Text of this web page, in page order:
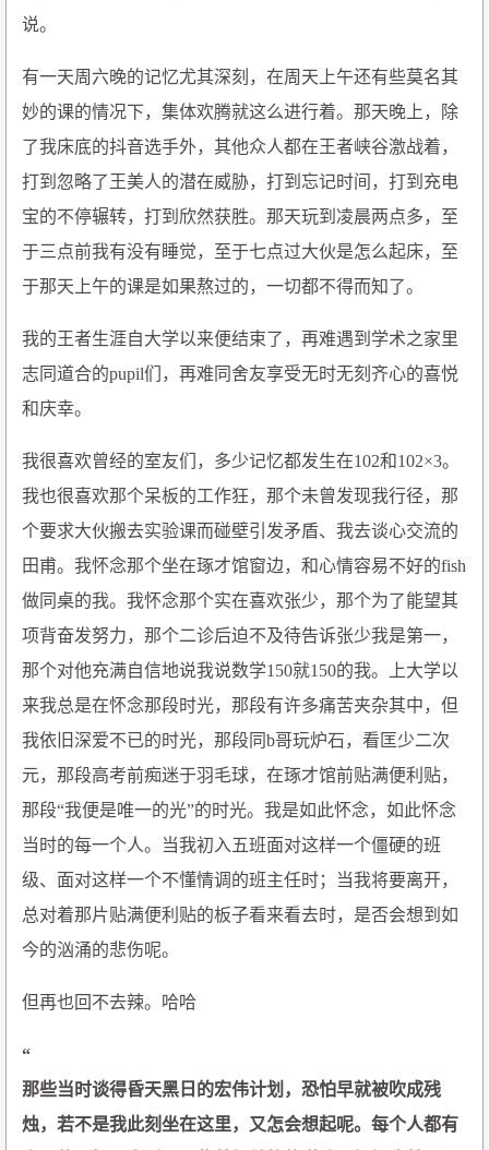
说。
有一天周六晚的记忆尤其深刻，在周天上午还有些莫名其
妙的课的情况下，集体欢腾就这么进行着。那天晚上，除
了我床底的抖音选手外，其他众人都在王者峡谷激战着，
打到忽略了王美人的潜在威胁，打到忘记时间，打到充电
宝的不停辗转，打到欣然获胜。那天玩到凌晨两点多，至
于三点前我有没有睡觉，至于七点过大伙是怎么起床，至
于那天上午的课是如果熬过的，一切都不得而知了。
我的王者生涯自大学以来便结束了，再难遇到学术之家里
志同道合的pupil们，再难同舍友享受无时无刻齐心的喜悦
和庆幸。
我很喜欢曾经的室友们，多少记忆都发生在102和102×3。
我也很喜欢那个呆板的工作狂，那个未曾发现我行径，那
个要求大伙搬去实验课而碰壁引发矛盾、我去谈心交流的
田甫。我怀念那个坐在琢才馆窗边，和心情容易不好的fish
做同桌的我。我怀念那个实在喜欢张少，那个为了能望其
项背奋发努力，那个二诊后迫不及待告诉张少我是第一，
那个对他充满自信地说我说数学150就150的我。上大学以
来我总是在怀念那段时光，那段有许多痛苦夹杂其中，但
我依旧深爱不已的时光，那段同b哥玩炉石，看匡少二次
元，那段高考前痴迷于羽毛球，在琢才馆前贴满便利贴，
那段“我便是唯一的光”的时光。我是如此怀念，如此怀念
当时的每一个人。当我初入五班面对这样一个僵硬的班
级、面对这样一个不懂情调的班主任时；当我将要离开，
总对着那片贴满便利贴的板子看来看去时，是否会想到如
今的汹涌的悲伤呢。
但再也回不去辣。哈哈
“
那些当时谈得昏天黑日的宏伟计划，恐怕早就被吹成残
烛，若不是我此刻坐在这里，又怎会想起呢。每个人都有